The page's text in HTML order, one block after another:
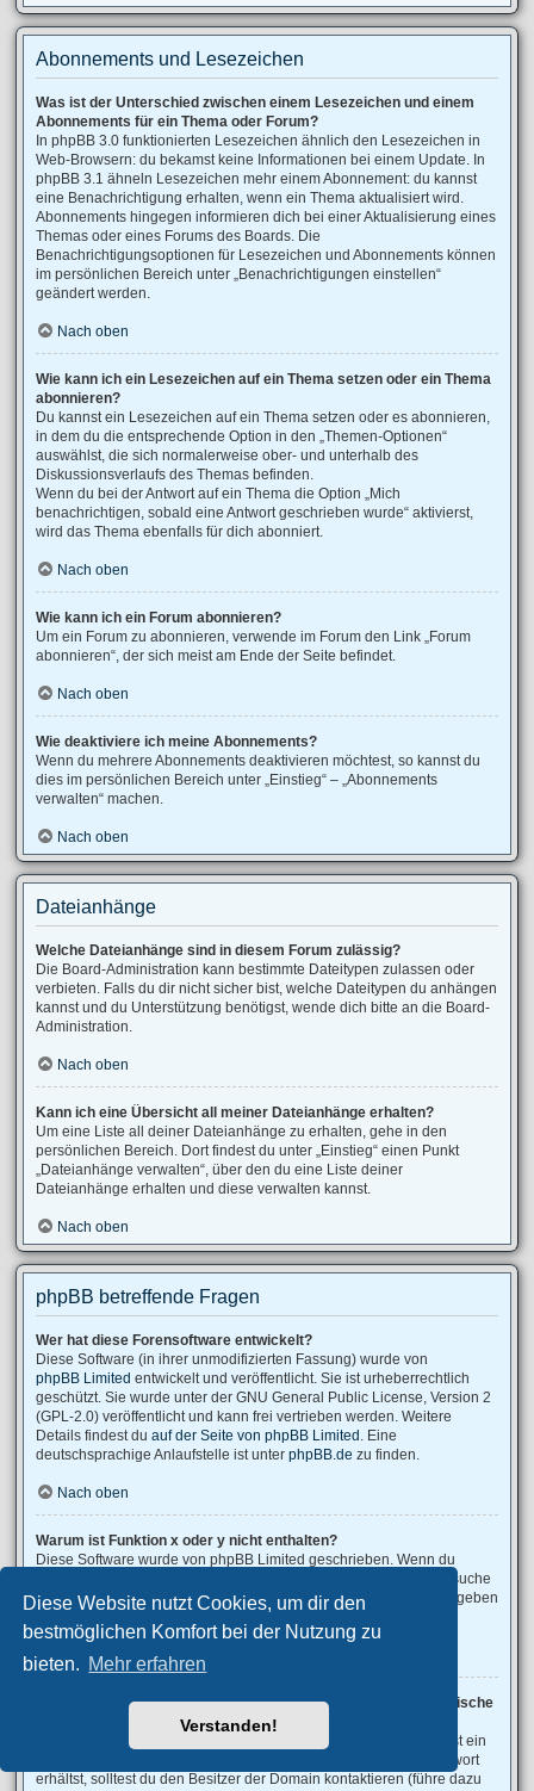
Diese Website nutzt Cookies, um dir den
bestmöglichen Komfort bei der Nutzung zu
bieten. Mehr erfahren
Verstanden!
Abonnements und Lesezeichen
Was ist der Unterschied zwischen einem Lesezeichen und einem
Abonnements für ein Thema oder Forum?
In phpBB 3.0 funktionierten Lesezeichen ähnlich den Lesezeichen in
Web-Browsern: du bekamst keine Informationen bei einem Update. In
phpBB 3.1 ähneln Lesezeichen mehr einem Abonnement: du kannst
eine Benachrichtigung erhalten, wenn ein Thema aktualisiert wird.
Abonnements hingegen informieren dich bei einer Aktualisierung eines
Themas oder eines Forums des Boards. Die
Benachrichtigungsoptionen für Lesezeichen und Abonnements können
im persönlichen Bereich unter „Benachrichtigungen einstellen“
geändert werden.
Nach oben
Wie kann ich ein Lesezeichen auf ein Thema setzen oder ein Thema
abonnieren?
Du kannst ein Lesezeichen auf ein Thema setzen oder es abonnieren,
in dem du die entsprechende Option in den „Themen-Optionen“
auswählst, die sich normalerweise ober- und unterhalb des
Diskussionsverlaufs des Themas befinden.
Wenn du bei der Antwort auf ein Thema die Option „Mich
benachrichtigen, sobald eine Antwort geschrieben wurde“ aktivierst,
wird das Thema ebenfalls für dich abonniert.
Nach oben
Wie kann ich ein Forum abonnieren?
Um ein Forum zu abonnieren, verwende im Forum den Link „Forum
abonnieren“, der sich meist am Ende der Seite befindet.
Nach oben
Wie deaktiviere ich meine Abonnements?
Wenn du mehrere Abonnements deaktivieren möchtest, so kannst du
dies im persönlichen Bereich unter „Einstieg“ – „Abonnements
verwalten“ machen.
Nach oben
Dateianhänge
Welche Dateianhänge sind in diesem Forum zulässig?
Die Board-Administration kann bestimmte Dateitypen zulassen oder
verbieten. Falls du dir nicht sicher bist, welche Dateitypen du anhängen
kannst und du Unterstützung benötigst, wende dich bitte an die Board-
Administration.
Nach oben
Kann ich eine Übersicht all meiner Dateianhänge erhalten?
Um eine Liste all deiner Dateianhänge zu erhalten, gehe in den
persönlichen Bereich. Dort findest du unter „Einstieg“ einen Punkt
„Dateianhänge verwalten“, über den du eine Liste deiner
Dateianhänge erhalten und diese verwalten kannst.
Nach oben
phpBB betreffende Fragen
Wer hat diese Forensoftware entwickelt?
Diese Software (in ihrer unmodifizierten Fassung) wurde von
phpBB Limited entwickelt und veröffentlicht. Sie ist urheberrechtlich
geschützt. Sie wurde unter der GNU General Public License, Version 2
(GPL-2.0) veröffentlicht und kann frei vertrieben werden. Weitere
Details findest du auf der Seite von phpBB Limited . Eine
deutschsprachige Anlaufstelle ist unter phpBB.de zu finden.
Nach oben
Warum ist Funktion x oder y nicht enthalten?
Diese Software wurde von phpBB Limited geschrieben. Wenn du
denkst, dass eine Funktion implementiert werden sollte, dann besuche
phpBB Ideas, wo du deine Stimme für bestehende Vorschläge abgeben
oder neue Funktionen vorschlagen kannst.
Nach oben
An wen soll ich mich wenden, falls es Beschwerden oder juristische
Anfragen zu diesem Forum gibt?
Jeder Administrator, der auf der „Das Team“-Seite aufgeführt ist, ist ein
geeigneter Kontakt für deine Beschwerde. Wenn du so keine Antwort
erhältst, solltest du den Besitzer der Domain kontaktieren (führe dazu